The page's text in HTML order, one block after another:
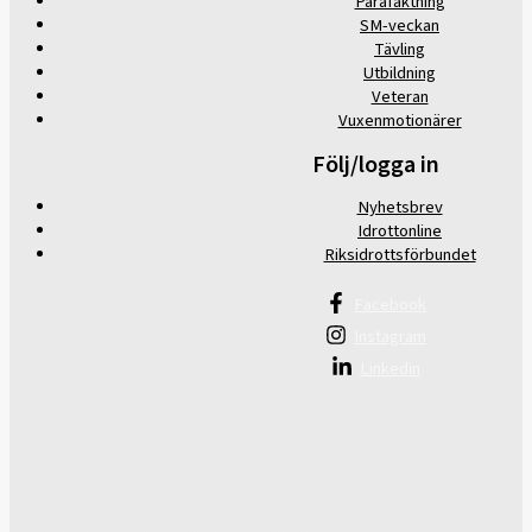
SM-veckan
Tävling
Utbildning
Veteran
Vuxenmotionärer
Följ/logga in
Nyhetsbrev
Idrottonline
Riksidrottsförbundet